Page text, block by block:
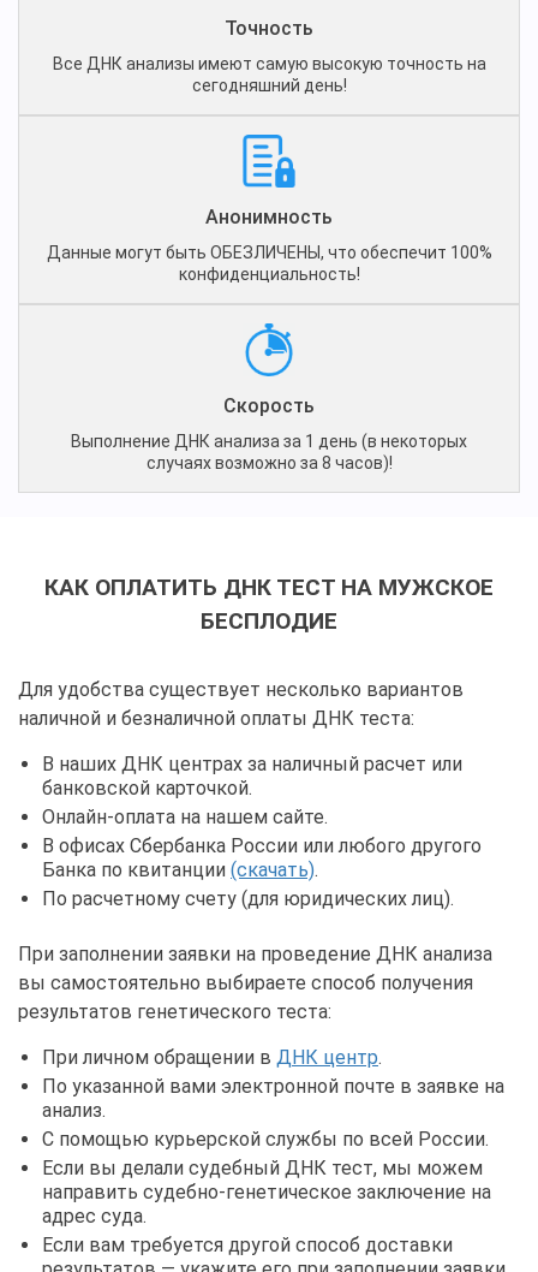
Точность
Все ДНК анализы имеют самую высокую точность на
сегодняшний день!
Анонимность
Данные могут быть ОБЕЗЛИЧЕНЫ, что обеспечит 100%
конфиденциальность!
Скорость
Выполнение ДНК анализа за 1 день (в некоторых
случаях возможно за 8 часов)!
КАК ОПЛАТИТЬ ДНК ТЕСТ НА МУЖСКОЕ
БЕСПЛОДИЕ
Для удобства существует несколько вариантов
наличной и безналичной оплаты ДНК теста:
В наших ДНК центрах за наличный расчет или
банковской карточкой.
Онлайн-оплата на нашем сайте.
В офисах Сбербанка России или любого другого
Банка по квитанции (скачать).
По расчетному счету (для юридических лиц).
При заполнении заявки на проведение ДНК анализа
вы самостоятельно выбираете способ получения
результатов генетического теста:
При личном обращении в ДНК центр.
По указанной вами электронной почте в заявке на
анализ.
С помощью курьерской службы по всей России.
Если вы делали судебный ДНК тест, мы можем
направить судебно-генетическое заключение на
адрес суда.
Если вам требуется другой способ доставки